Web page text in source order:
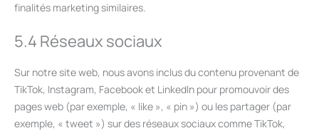
finalités marketing similaires.
5.4 Réseaux sociaux
Sur notre site web, nous avons inclus du contenu provenant de
TikTok, Instagram, Facebook et LinkedIn pour promouvoir des
pages web (par exemple, « like », « pin ») ou les partager (par
exemple, « tweet ») sur des réseaux sociaux comme TikTok,